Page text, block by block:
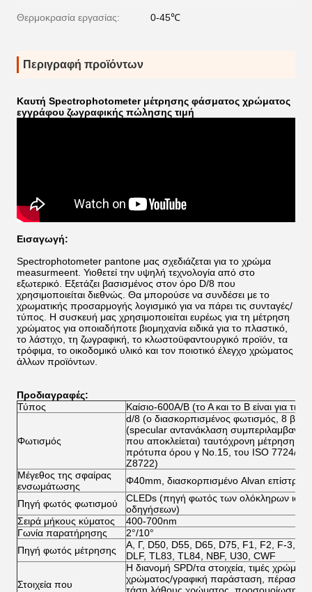
Θερμοκρασία εργασίας: 0-45℃
Περιγραφή προϊόντων
Καυτή Spectrophotometer μέτρησης φάσματος χρώματος
εγγράφου ζωγραφικής πώλησης τιμή
Εισαγωγή:
Spectrophotometer pantone μας σχεδιάζεται για το χρώμα
measurmeent. Υιοθετεί την υψηλή τεχνολογία από στο
εξωτερικό. Εξετάζει βασισμένος στον όρο D/8 που
χρησιμοποιείται διεθνώς. Θα μπορούσε να συνδέσει με το
χρωματικής προσαρμογής λογισμικό για να πάρει τις συνταγές/
τύπος. Η συσκευή μας χρησιμοποιείται ευρέως για τη μέτρηση
χρώματος για οποιαδήποτε βιομηχανία ειδικά για το πλαστικό,
το λάστιχο, τη ζωγραφική, το κλωστοϋφαντουργικό προϊόν, τα
τρόφιμα, το οικοδομικό υλικό και τον ποιοτικό έλεγχο χρώματος
άλλων προϊόντων.
Προδιαγραφές:
Τύπος
Καίσιο-600A/B (το Α και το Β είναι για τις
Φωτισμός
d/8 (ο διασκορπισμένος φωτισμός, 8
(specular αντανάκλαση
που αποκλείεται) ταυτόχρονη μέτρηση.
πρότυπα όρου γ No.15, του ISO 7724/1,
Z8722)
Μέγεθος της σφαίρας
ενσωμάτωσης
Φ40mm, διασκορπισμένο Alvan
Πηγή φωτός φωτισμού
CLEDs (πηγή φωτός των ολόκληρων
οδηγήσεων)
Σειρά μήκους κύματος
400-700nm
Γωνία παρατήρησης
2°/10°
Πηγή φωτός μέτρησης
Α, Γ, D50, D55, D65, D75, F1, F2, F-3,
DLF, TL83, TL84, NBF, U30, CWF
Στοιχεία που
Η διανομή SPD/τα στοιχεία, τιμές
χρώματος/γραφική παράσταση, πέρασμα/